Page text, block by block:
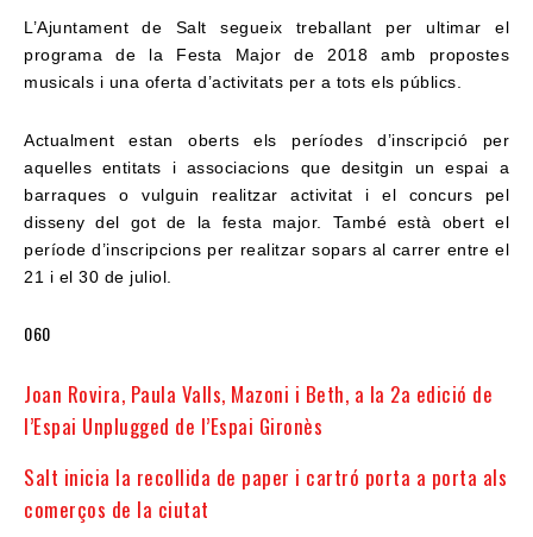
L’Ajuntament de Salt segueix treballant per ultimar el
programa de la Festa Major de 2018 amb propostes
musicals i una oferta d’activitats per a tots els públics.
Actualment estan oberts els períodes d’inscripció per
aquelles entitats i associacions que desitgin un espai a
barraques o vulguin realitzar activitat i el concurs pel
disseny del got de la festa major. També està obert el
període d’inscripcions per realitzar sopars al carrer entre el
21 i el 30 de juliol.​
060
Joan Rovira, Paula Valls, Mazoni i Beth, a la 2a edició de
l’Espai Unplugged de l’Espai Gironès
Salt inicia la recollida de paper i cartró porta a porta als
comerços de la ciutat